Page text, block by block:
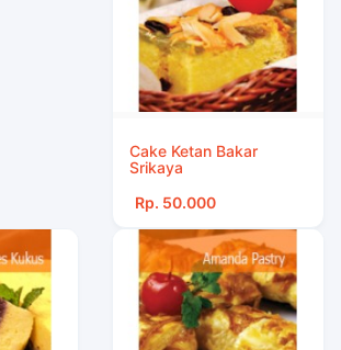
Cake Ketan Bakar
Srikaya
Rp. 50.000